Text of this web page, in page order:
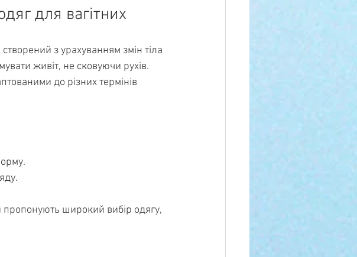
для вагітних
з урахуванням змін тіла
живіт, не сковуючи рухів.
до різних термінів
пропонують широкий вибір одягу,